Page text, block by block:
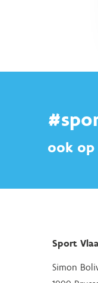
ook op
Sport
Simon